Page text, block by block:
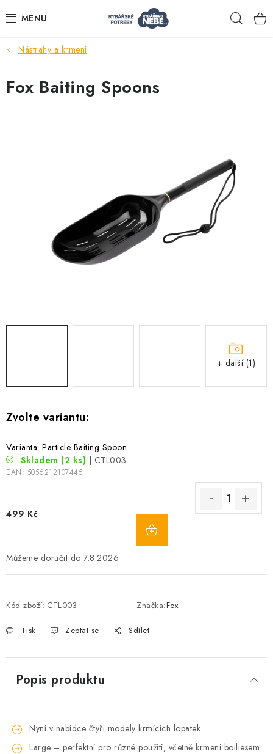
na
Akce
Navijáky
Tašky a obaly
Péče o rybu
Nástrahy a krmení
Varianta: Particle Baiting Spoon
Skladem (2 ks) | CTL003
EAN: 5056212107445
499 Kč
7.8.2026
Kód zboží: CTL003 Značka:Fox
Tisk Zeptat se Sdílet
Fox Baiting Spoons
+ další (1)
Popis produktu
Nyní v nabídce čtyři modely krmících lopatek
Large – perfektní pro různé použití, včetně krmení boiliesem